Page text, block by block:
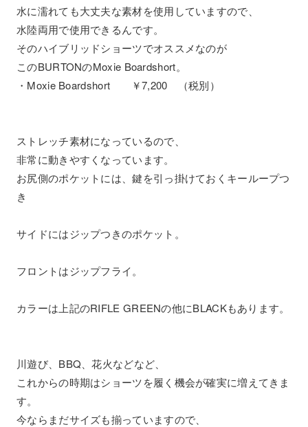
水に濡れても大丈夫な素材を使用していますので、
水陸両用で使用できるんです。
そのハイブリッドショーツでオススメなのが
このBURTONのMoxie Boardshort。
・Moxie Boardshort ￥7,200 （税別）
ストレッチ素材になっているので、
非常に動きやすくなっています。
お尻側のポケットには、鍵を引っ掛けておくキーループつ
き
サイドにはジップつきのポケット。
フロントはジップフライ。
カラーは上記のRIFLE GREENの他にBLACKもあります。
川遊び、BBQ、花火などなど、
これからの時期はショーツを履く機会が確実に増えてきま
す。
今ならまだサイズも揃っていますので、